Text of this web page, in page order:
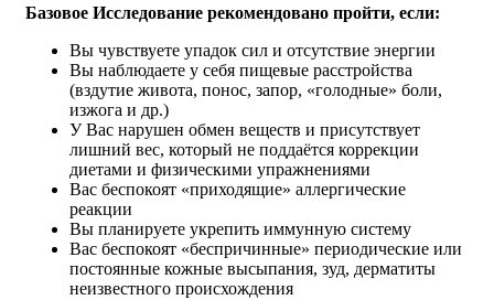
Базовое Исследование рекомендовано пройти, если:
Вы чувствуете упадок сил и отсутствие энергии
Вы наблюдаете у себя пищевые расстройства
(вздутие живота, понос, запор, «голодные» боли,
изжога и др.)
У Вас нарушен обмен веществ и присутствует
лишний вес, который не поддаётся коррекции
диетами и физическими упражнениями
Вас беспокоят «приходящие» аллергические
реакции
Вы планируете укрепить иммунную систему
Вас беспокоят «беспричинные» периодические или
постоянные кожные высыпания, зуд, дерматиты
неизвестного происхождения